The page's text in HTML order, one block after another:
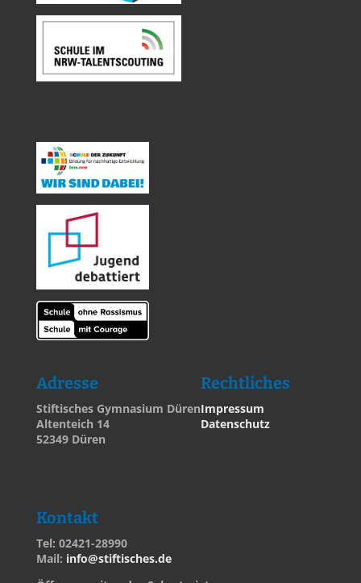
Adresse
Stiftisches Gymnasium Düren
Altenteich 14
52349 Düren
Rechtliches
Impressum
Datenschutz
Kontakt
Tel: 02421-28990
Mail: info@stiftisches.de